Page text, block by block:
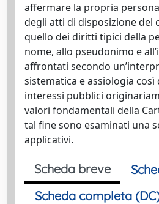
affermare la propria
degli atti di disposizione del
quello dei diritti tipici della
nome, allo pseudonimo e
affrontati secondo
sistematica e assiologia
interessi pubblici
valori fondamentali della
tal fine sono esaminati una
applicativi.
Scheda breve
Scheda completa